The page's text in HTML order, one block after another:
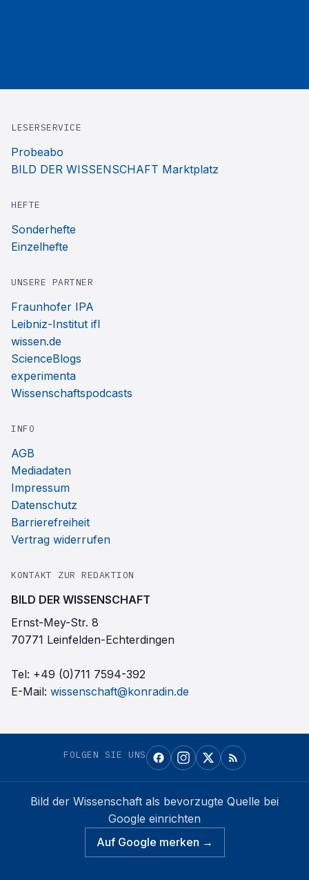
LESERSERVICE
Probeabo
BILD DER WISSENSCHAFT Marktplatz
HEFTE
Sonderhefte
Einzelhefte
UNSERE PARTNER
Fraunhofer IPA
Leibniz-Institut ifl
wissen.de
ScienceBlogs
experimenta
Wissenschaftspodcasts
INFO
AGB
Mediadaten
Impressum
Datenschutz
Barrierefreiheit
Vertrag widerrufen
KONTAKT ZUR REDAKTION
BILD DER WISSENSCHAFT
Ernst-Mey-Str. 8
70771 Leinfelden-Echterdingen
Tel: +49 (0)711 7594-392
E-Mail: wissenschaft@konradin.de
FOLGEN SIE UNS
Bild der Wissenschaft als bevorzugte Quelle bei
Google einrichten
Auf Google merken →